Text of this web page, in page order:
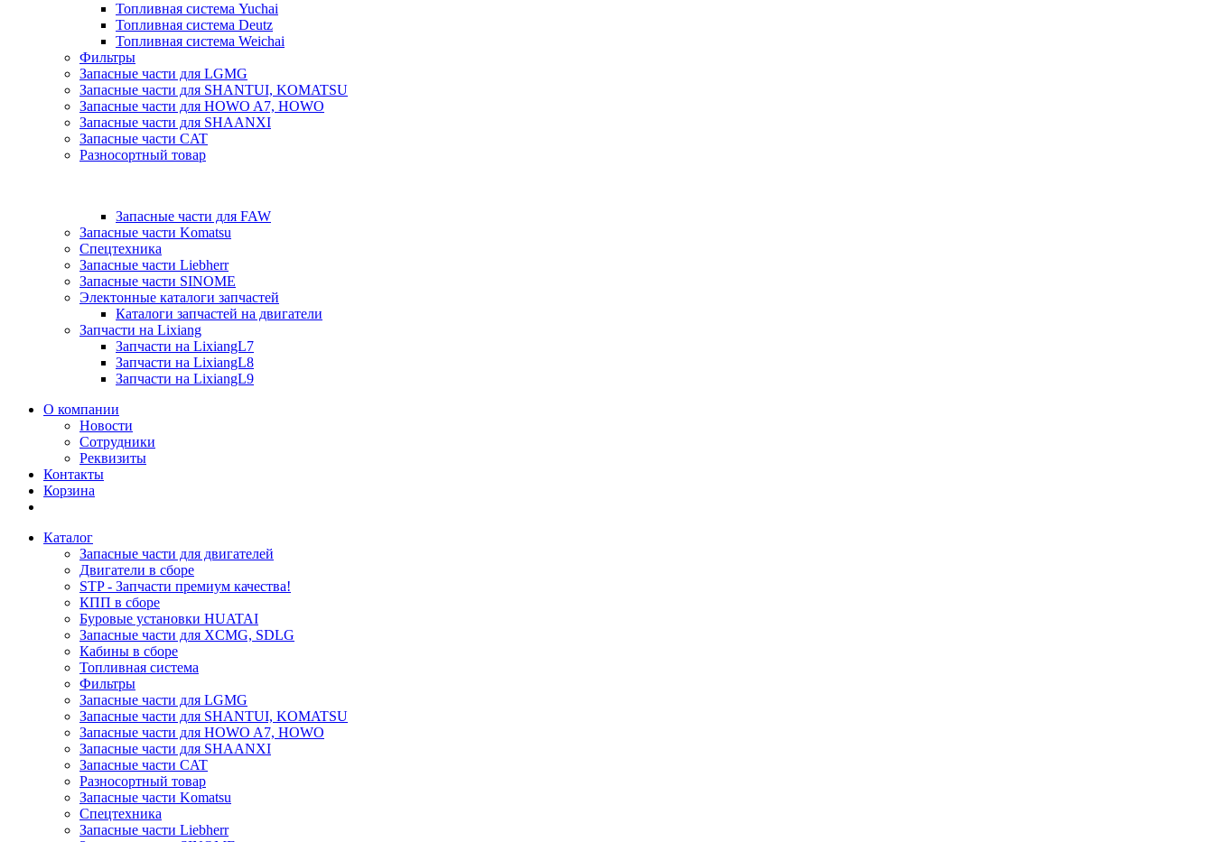
Топливная система Yuchai
Топливная система Deutz
Топливная система Weichai
Фильтры
Запасные части для LGMG
Запасные части для SHANTUI, KOMATSU
Запасные части для HOWO A7, HOWO
Запасные части для SHAANXI
Запасные части CAT
Разносортный товар
Запасные части для FAW
Запасные части Komatsu
Спецтехника
Запасные части Liebherr
Запасные части SINOME
Электонные каталоги запчастей
Каталоги запчастей на двигатели
Запчасти на Lixiang
Запчасти на LixiangL7
Запчасти на LixiangL8
Запчасти на LixiangL9
О компании
Новости
Сотрудники
Реквизиты
Контакты
Корзина
Каталог
Запасные части для двигателей
Двигатели в сборе
STP - Запчасти премиум качества!
КПП в сборе
Буровые установки HUATAI
Запасные части для XCMG, SDLG
Кабины в сборе
Топливная система
Фильтры
Запасные части для LGMG
Запасные части для SHANTUI, KOMATSU
Запасные части для HOWO A7, HOWO
Запасные части для SHAANXI
Запасные части CAT
Разносортный товар
Запасные части Komatsu
Спецтехника
Запасные части Liebherr